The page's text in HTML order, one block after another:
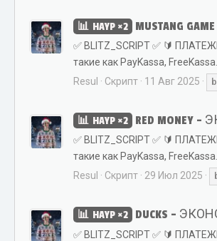
HAYP ×2 MUSTANG
✅ BLITZ_SCRIPT ✅ 🔰
такие как PayKassa,
Resul
Скрипт 11 Авг 2025
HAYP ×2 RED
✅ BLITZ_SCRIPT ✅ 🔰
такие как PayKassa,
Resul
Скрипт 29 Июл 2025
HAYP ×2 DUCKS -
✅ BLITZ_SCRIPT ✅ 🔰